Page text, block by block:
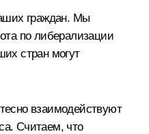
граждан. Мы
по либерализации
стран могут
взаимодействуют
Считаем, что